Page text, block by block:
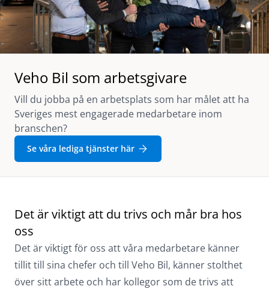
Veho Bil som arbetsgivare
Vill du jobba på en arbetsplats som har målet att ha
Sveriges mest engagerade medarbetare inom
branschen?
Se våra lediga tjänster här
Det är viktigt att du trivs och mår bra hos
oss
Det är viktigt för oss att våra medarbetare känner
tillit till sina chefer och till Veho Bil, känner stolthet
över sitt arbete och har kollegor som de trivs att